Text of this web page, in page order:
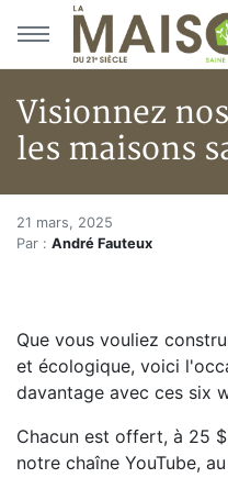
Aller au menu principal
Aller au contenu principal
Visionnez
les maisons
Accueil
Articles
Visionnez nos
Visionnez
21 mars, 2025
Par : André Fauteux
Que vous vouliez
et écologique, voici
davantage avec ces six
Chacun est offert, à 25
notre chaîne YouTube,